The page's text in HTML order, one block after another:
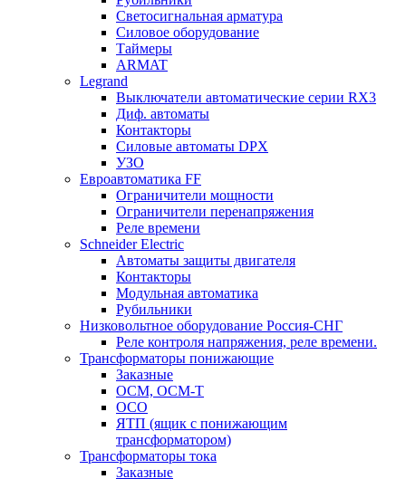
Светосигнальная арматура
Силовое оборудование
Таймеры
ARMAT
Legrand
Выключатели автоматические серии RX3
Диф. автоматы
Контакторы
Силовые автоматы DPX
УЗО
Евроавтоматика FF
Ограничители мощности
Ограничители перенапряжения
Реле времени
Schneider Electric
Автоматы защиты двигателя
Контакторы
Модульная автоматика
Рубильники
Низковольтное оборудование Россия-СНГ
Реле контроля напряжения, реле времени.
Трансформаторы понижающие
Заказные
ОСМ, ОСМ-Т
ОСО
ЯТП (ящик с понижающим
трансформатором)
Трансформаторы тока
Заказные